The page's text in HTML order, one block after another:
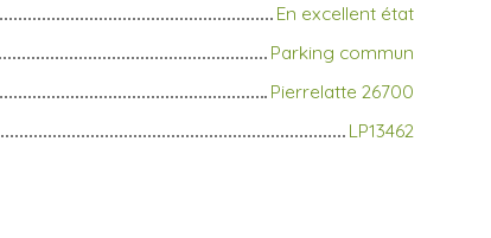
En excellent état
Parking commun
Pierrelatte 26700
LP13462